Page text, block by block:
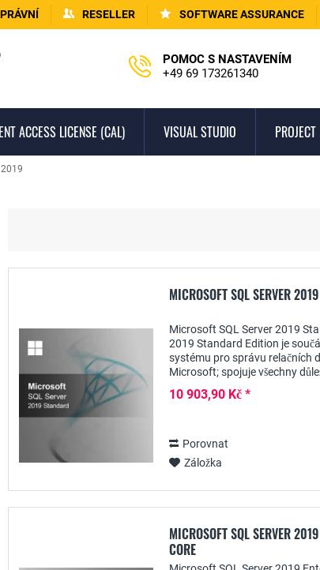
PRÁVNÍ RESELLER SOFTWARE ASSURANCE
POMOC S NASTAVENÍM
+49 69 173261340
ACCESS LICENSE (CAL) VISUAL STUDIO
2019
MICROSOFT SQL SERVER
Microsoft SQL Server 2019
2019 Standard Edition je
systému pro správu relačních
Microsoft; spojuje všechny
10 903,90 Kč *
Porovnat
Záložka
MICROSOFT SQL SERVER
CORE